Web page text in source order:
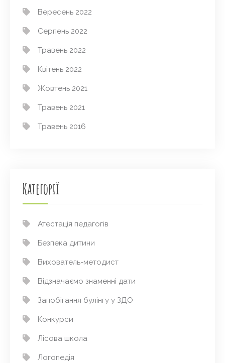
Вересень 2022
Серпень 2022
Травень 2022
Квітень 2022
Жовтень 2021
Травень 2021
Травень 2016
Категорії
Атестація педагогів
Безпека дитини
Вихователь-методист
Відзначаємо знаменні дати
Запобігання булінгу у ЗДО
Конкурси
Лісова школа
Логопедія